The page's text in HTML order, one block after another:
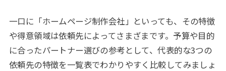
一口に「ホームページ制作会社」といっても、その特徴
や得意領域は依頼先によってさまざまです。予算や目的
に合ったパートナー選びの参考として、代表的な3つの
依頼先の特徴を一覧表でわかりやすく比較してみましょ